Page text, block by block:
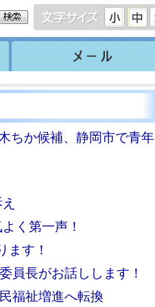
か候補、静岡市で青年
く第一声！
ます！
員長がお話しします！
福祉増進へ転換